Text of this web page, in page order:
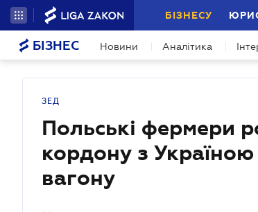
БІЗНЕСУ
БІЗНЕС Новини Аналітика
ЗЕД
Польські фермери
кордону з
вагону